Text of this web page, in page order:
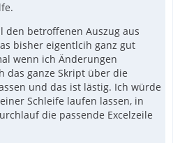
den betroffenen Auszug aus
bisher eigentlcih ganz gut
wenn ich Änderungen
das ganze Skript über die
und das ist lästig. Ich würde
Schleife laufen lassen, in
die passende Excelzeile